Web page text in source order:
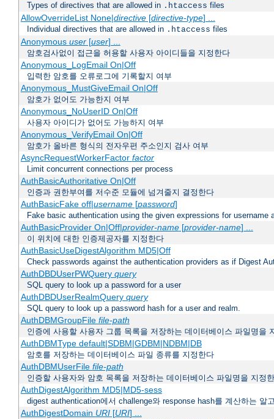
Types of directives that are allowed in .htaccess files
AllowOverrideList None|directive[directive-type] ...
Individual directives that are allowed in .htaccess files
Anonymous user[user] ...
암호검사없이 접근을 허용할 사용자 아이디들을 지정한다
Anonymous_LogEmail On|Off
입력한 암호를 오류로그에 기록할지 여부
Anonymous_MustGiveEmail On|Off
암호가 없어도 가능한지 여부
Anonymous_NoUserID On|Off
사용자 아이디가 없어도 가능하지 여부
Anonymous_VerifyEmail On|Off
암호가 올바른 형식의 전자우편 주소인지 검사 여부
AsyncRequestWorkerFactor factor
Limit concurrent connections per process
AuthBasicAuthoritative On|Off
인증과 권한부여를 저수준 모듈에 넘겨줄지 결정한다
AuthBasicFake off|username[password]
Fake basic authentication using the given expressions for username
AuthBasicProvider On|Off|provider-name[provider-name] ...
이 위치에 대한 인증제공자를 지정한다
AuthBasicUseDigestAlgorithm MD5|Off
Check passwords against the authentication providers as if Digest
AuthDBDUserPWQuery query
SQL query to look up a password for a user
AuthDBDUserRealmQuery query
SQL query to look up a password hash for a user and realm.
AuthDBMGroupFile file-path
인증에 사용할 사용자 그룹 목록을 저장하는 데이터베이스 파일명을
AuthDBMType default|SDBM|GDBM|NDBM|DB
암호를 저장하는 데이터베이스 파일 종류를 지정한다
AuthDBMUserFile file-path
인증할 사용자와 암호 목록을 저장하는 데이터베이스 파일명을 지정
AuthDigestAlgorithm MD5|MD5-sess
digest authentication에서 challenge와 response hash를 계산하는 알
AuthDigestDomain URI[URI] ...